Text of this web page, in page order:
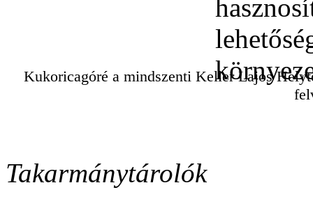
Kukoricagóré a mindszenti Keller Lajos
Takarmánytárolók